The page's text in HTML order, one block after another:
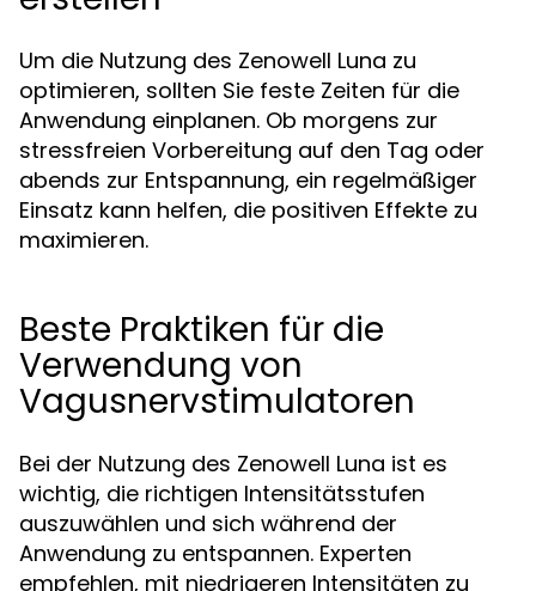
Um die Nutzung des Zenowell Luna zu
optimieren, sollten Sie feste Zeiten für die
Anwendung einplanen. Ob morgens zur
stressfreien Vorbereitung auf den Tag oder
abends zur Entspannung, ein regelmäßiger
Einsatz kann helfen, die positiven Effekte zu
maximieren.
Beste Praktiken für die
Verwendung von
Vagusnervstimulatoren
Bei der Nutzung des Zenowell Luna ist es
wichtig, die richtigen Intensitätsstufen
auszuwählen und sich während der
Anwendung zu entspannen. Experten
empfehlen, mit niedrigeren Intensitäten zu